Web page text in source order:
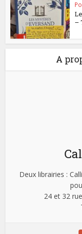
–
A
Deux librairies :
24 et 32